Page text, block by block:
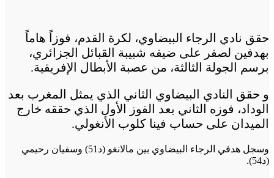
حقق نادي الرجاء البيضاوي، لكرة القدم، فوزاً هاماً
بهدفين لصفر على ضيفه شبيبة القبائل الجزائري،
برسم الجولة الثالثة، من عصبة الأبطال الإفريقية.
و حقق النادي البيضاوي الثاني الذي يمثل المغرب بعد
الوداد، فوزه الثاني بعد الفوز الأول الذي حققه خارج
الميدان على حساب فينا كلوب الأنغولي.
وسجل هدفي الرجاء البيضاوي بين مالانغو (د51) وسفيان رحيمي
(د54).